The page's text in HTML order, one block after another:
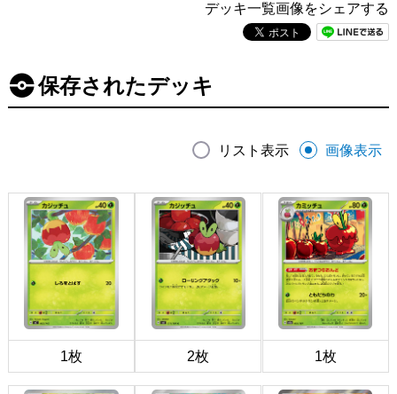
デッキ一覧画像をシェアする
保存されたデッキ
リスト表示 画像表示
1枚 2枚 1枚